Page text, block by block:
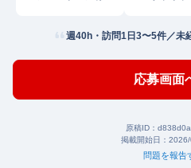
週40h・訪問1日3〜5件／未
応募画面
原稿ID：
掲載開始日： 2026/
問題を報告